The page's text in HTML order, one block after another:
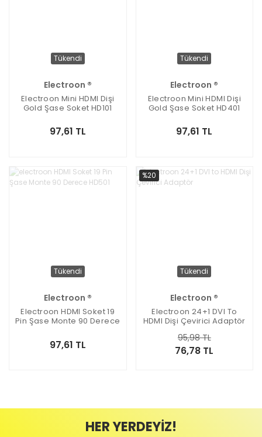
Tükendi
Electroon ®
Electroon Mini HDMI Dişi
Gold Şase Soket HD101
97,61 TL
Tükendi
Electroon ®
Electroon Mini HDMI Dişi
Gold Şase Soket HD401
97,61 TL
Tükendi
Electroon ®
Electroon HDMI Soket 19
Pin Şase Monte 90 Derece
97,61 TL
%20
Tükendi
Electroon ®
Electroon 24+1 DVI To
HDMI Dişi Çevirici Adaptör
76,78 TL
95,98 TL
HER YERDEYİZ!